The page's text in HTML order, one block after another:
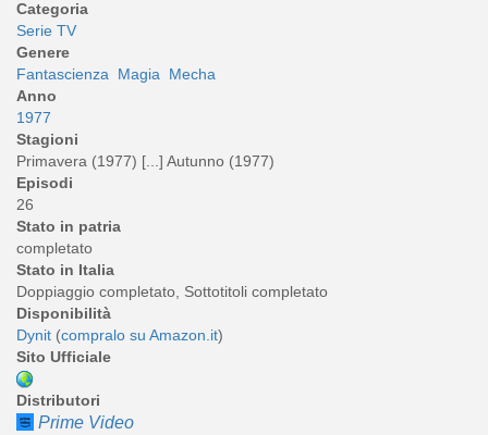
Categoria
Serie TV
Genere
Fantascienza
Magia
Mecha
Anno
1977
Stagioni
Primavera (1977) [...] Autunno (1977)
Episodi
26
Stato in patria
completato
Stato in Italia
Doppiaggio completato, Sottotitoli completato
Disponibilità
Dynit (compralo su Amazon.it)
Sito Ufficiale
Distributori
Prime Video